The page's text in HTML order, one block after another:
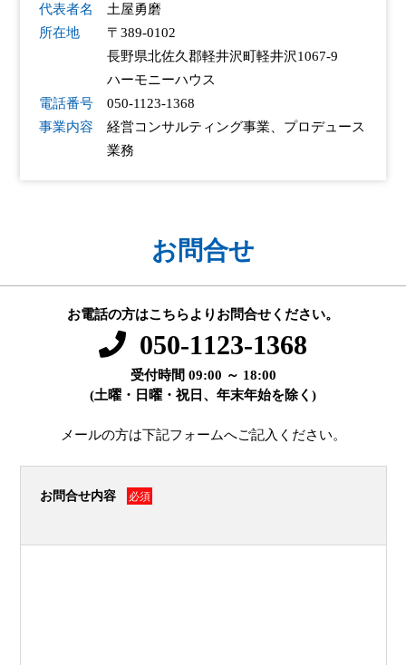
代表者名
土屋勇磨
所在地
〒389-0102
長野県北佐久郡軽井沢町軽井沢1067-9
ハーモニーハウス
電話番号
050-1123-1368
事業内容
経営コンサルティング事業、プロデュース
業務
お問合せ
お電話の方はこちらよりお問合せください。
050-1123-1368
受付時間 09:00 ～ 18:00
(土曜・日曜・祝日、年末年始を除く)
メールの方は下記フォームへご記入ください。
お問合せ内容 必須